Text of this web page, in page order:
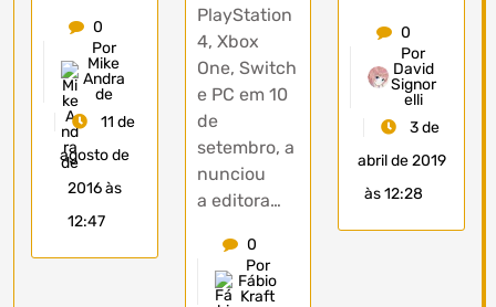
0
Por
Mike
Andra
de
11 de
agosto de
2016 às
12:47
PlayStation
4, Xbox
One, Switch
e PC em 10
de
setembro, a
nunciou
a editora…
0
Por
Fábio
Kraft
0
Por
David
Signor
elli
3 de
abril de 2019
às 12:28